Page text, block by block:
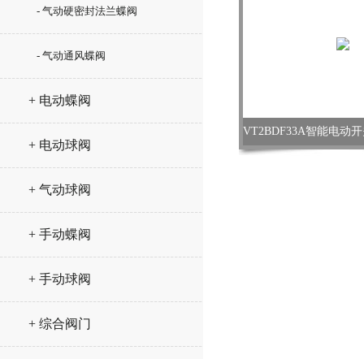
- 气动硬密封法兰蝶阀
- 气动通风蝶阀
+ 电动蝶阀
+ 电动球阀
+ 气动球阀
+ 手动蝶阀
+ 手动球阀
+ 综合阀门